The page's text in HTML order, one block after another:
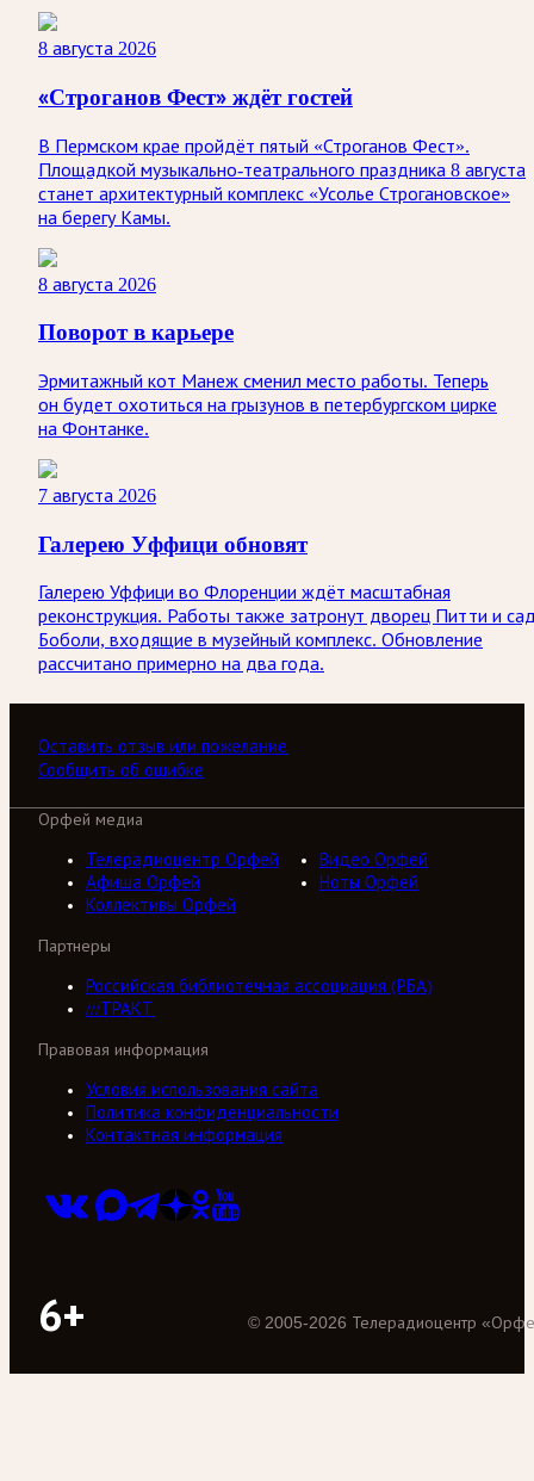
8 августа 2026
«Строганов Фест» ждёт гостей
В Пермском крае пройдёт пятый «Строганов Фест».
Площадкой музыкально-театрального праздника 8 августа
станет архитектурный комплекс «Усолье Строгановское»
на берегу Камы.
8 августа 2026
Поворот в карьере
Эрмитажный кот Манеж сменил место работы. Теперь
он будет охотиться на грызунов в петербургском цирке
на Фонтанке.
7 августа 2026
Галерею Уффици обновят
Галерею Уффици во Флоренции ждёт масштабная
реконструкция. Работы также затронут дворец Питти и
Боболи, входящие в музейный комплекс. Обновление
рассчитано примерно на два года.
Оставить отзыв или пожелание
Сообщить об ошибке
Орфей медиа
Телерадиоцентр Орфей
Видео Орфей
Афиша Орфей
Ноты Орфей
Коллективы Орфей
Партнеры
Российская библиотечная ассоциация (РБА)
///ТРАКТ
Правовая информация
Условия использования сайта
Политика конфиденциальности
Контактная информация
6+ © 2005-2026 Телерадиоцентр